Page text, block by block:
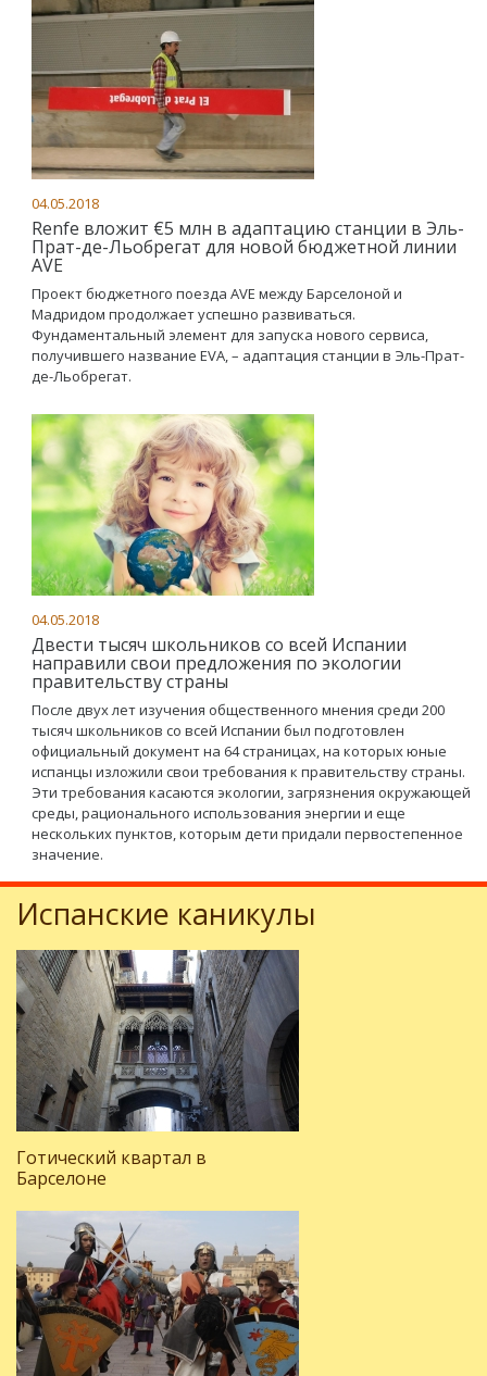
04.05.2018
Renfe вложит €5 млн в адаптацию станции в Эль-
Прат-де-Льобрегат для новой бюджетной линии
AVE
Проект бюджетного поезда AVE между Барселоной и
Мадридом продолжает успешно развиваться.
Фундаментальный элемент для запуска нового сервиса,
получившего название EVA, – адаптация станции в Эль-Прат-
де-Льобрегат.
04.05.2018
Двести тысяч школьников со всей Испании
направили свои предложения по экологии
правительству страны
После двух лет изучения общественного мнения среди 200
тысяч школьников со всей Испании был подготовлен
официальный документ на 64 страницах, на которых юные
испанцы изложили свои требования к правительству страны.
Эти требования касаются экологии, загрязнения окружающей
среды, рационального использования энергии и еще
нескольких пунктов, которым дети придали первостепенное
значение.
Испанские каникулы
Готический квартал в
Барселоне